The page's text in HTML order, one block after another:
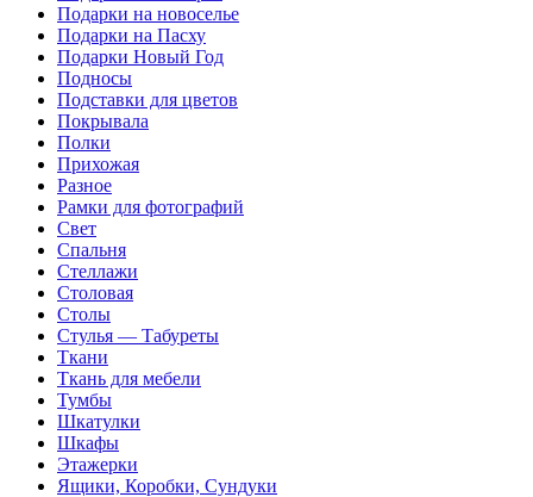
Подарки на новоселье
Подарки на Пасху
Подарки Новый Год
Подносы
Подставки для цветов
Покрывала
Полки
Прихожая
Разное
Рамки для фотографий
Свет
Спальня
Стеллажи
Столовая
Столы
Стулья — Табуреты
Ткани
Ткань для мебели
Тумбы
Шкатулки
Шкафы
Этажерки
Ящики, Коробки, Сундуки